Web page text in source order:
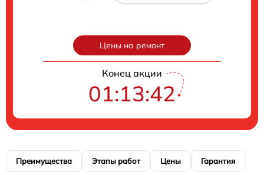
Цены на ремонт
Конец акции
01:13:42
Преимущества Этапы работ Цены Гарантия